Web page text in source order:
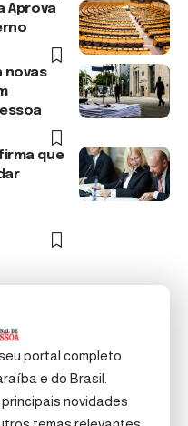
Aprova
novas
que
portal completo
e do Brasil.
novidades